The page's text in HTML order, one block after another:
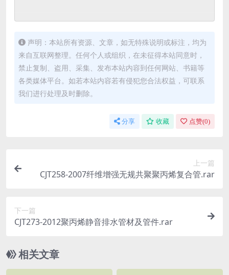
声明：本站所有资源、文章，如无特殊说明或标注，均为
来自互联网整理。任何个人或组织，在未征得本站同意时，
禁止复制、盗用、采集、发布本站内容到任何网站、书籍等
各类媒体平台。如若本站内容若有侵犯您合法权益，可联系
我们进行处理及时删除。
分享 收藏 点赞(0)
上一篇
CJT258-2007纤维增强无规共聚聚丙烯复合管.rar
下一篇
CJT273-2012聚丙烯静音排水管材及管件.rar
相关文章